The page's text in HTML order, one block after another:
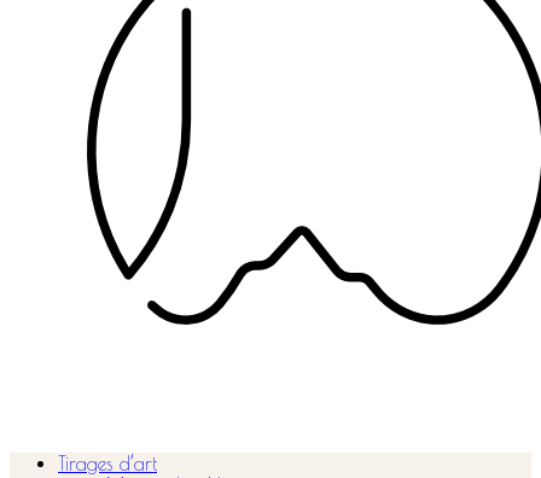
Tirages d’art